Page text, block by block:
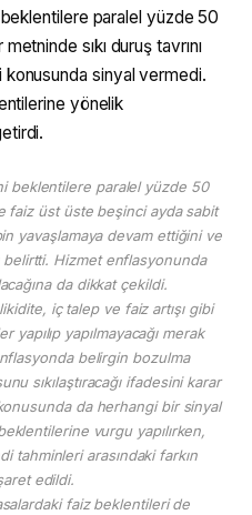
paralel yüzde 50
sıkı duruş tavrını
sinyal vermedi.
yönelik
beklentilere paralel yüzde 50
faiz üst üste beşinci ayda sabit
yavaşlamaya devam ettiğini ve
belirtti. Hizmet enflasyonunda
da dikkat çekildi.
iç talep ve faiz artışı gibi
yapılmayacağı merak
belirgin bozulma
sıkılaştıracağı ifadesini karar
da herhangi bir sinyal
vurgu yapılırken,
tahminleri arasındaki farkın
edildi.
faiz beklentileri de